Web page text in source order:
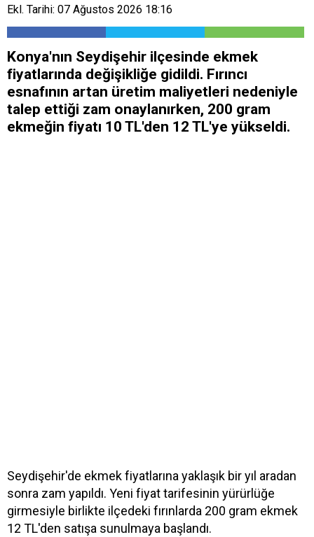
Ekl. Tarihi: 07 Ağustos 2026 18:16
Konya'nın Seydişehir ilçesinde ekmek
fiyatlarında değişikliğe gidildi. Fırıncı
esnafının artan üretim maliyetleri nedeniyle
talep ettiği zam onaylanırken, 200 gram
ekmeğin fiyatı 10 TL'den 12 TL'ye yükseldi.
Seydişehir'de ekmek fiyatlarına yaklaşık bir yıl aradan
sonra zam yapıldı. Yeni fiyat tarifesinin yürürlüğe
girmesiyle birlikte ilçedeki fırınlarda 200 gram ekmek
12 TL'den satışa sunulmaya başlandı.